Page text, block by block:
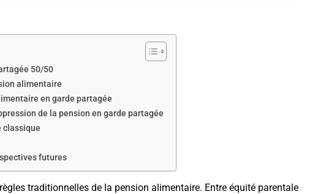
50/50
alimentaire
en garde partagée
de la pension en garde partagée
classique
futures
traditionnelles de la pension alimentaire. Entre équité parentale